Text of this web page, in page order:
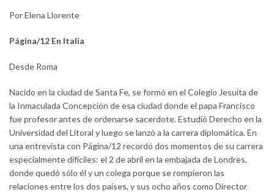
Por Elena Llorente
Página/12 En Italia
Desde Roma
Nacido en la ciudad de Santa Fe, se formó en el Colegio Jesuita de
la Inmaculada Concepción de esa ciudad donde el papa Francisco
fue profesor antes de ordenarse sacerdote. Estudió Derecho en la
Universidad del Litoral y luego se lanzó a la carrera diplomática. En
una entrevista con Página/12 recordó dos momentos de su carrera
especialmente difíciles: el 2 de abril en la embajada de Londres,
donde quedó sólo él y un colega porque se rompieron las
relaciones entre los dos países, y sus ocho años como Director